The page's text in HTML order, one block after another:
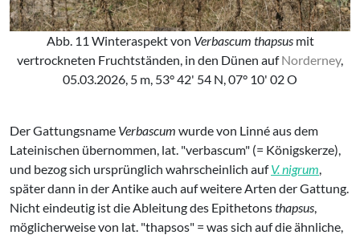
Abb. 11 Winteraspekt von Verbascum thapsusmit
vertrockneten Fruchtständen, in den Dünen aufNorderney,
05.03.2026, 5 m, 53° 42' 54 N, 07° 10' 02 O
Der Gattungsname Verbascum wurde von Linné aus dem
Lateinischen übernommen, lat. "verbascum" (= Königskerze),
und bezog sich ursprünglich wahrscheinlich aufV. nigrum
später dann in der Antike auch auf weitere Arten der Gattung.
Nicht eindeutig ist die Ableitung des Epithetonsthapsus
möglicherweise von lat. "thapsos" = was sich auf die ähnliche,